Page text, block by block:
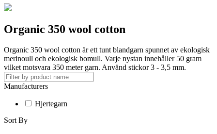
Organic 350 wool cotton
Organic 350 wool cotton är ett tunt blandgarn spunnet av ekologisk
merinoull och ekologisk bomull. Varje nystan innehåller 50 gram
vilket motsvara 350 meter garn. Använd stickor 3 - 3,5 mm.
Manufacturers
Hjertegarn
Sort By